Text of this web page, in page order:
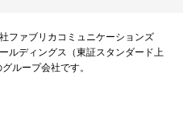
ファブリカコミュニケーションズ
ルディングス（東証スタンダード上
ループ会社です。